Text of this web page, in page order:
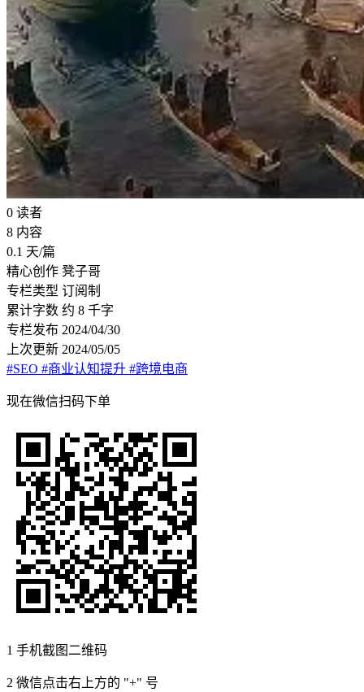
0 读者
8 内容
0.1 天/篇
精心创作 凳子哥
专栏类型 订阅制
累计字数 约 8 千字
专栏发布 2024/04/30
上次更新 2024/05/05
#SEO #商业认知提升 #跨境电商
现在微信扫码下单
1 手机截图二维码
2 微信点击右上方的 "+" 号